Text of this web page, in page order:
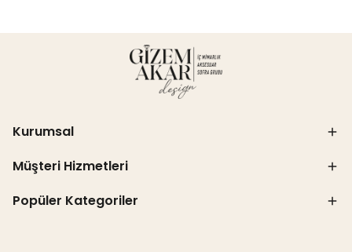
Kurumsal
Müşteri Hizmetleri
Popüler Kategoriler